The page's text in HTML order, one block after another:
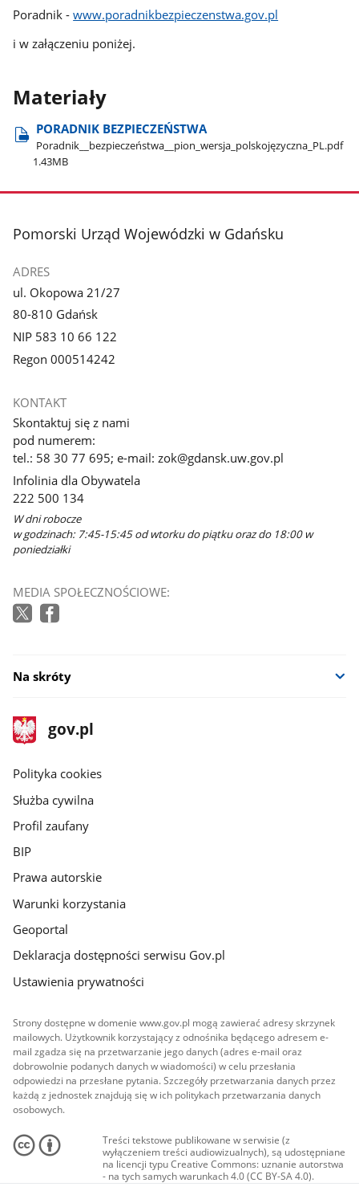
Poradnik -www.poradnikbezpieczenstwa.gov.pl
i w załączeniu poniżej.
Materiały
PORADNIK BEZPIECZEŃSTWA
Poradnik​_​_bezpieczeństwa​_​_pion​_wersja​_polskojęzyczna​_PL.pdf
1.43MB
stopka
Pomorski Urząd Wojewódzki w Gdańsku
ADRES
ul. Okopowa 21/27
80-810 Gdańsk
NIP 583 10 66 122
Regon 000514242
KONTAKT
Skontaktuj się z nami
pod numerem:
tel.: 58 30 77 695; e-mail: zok@gdansk.uw.gov.pl
Infolinia dla Obywatela
222 500 134
W dni robocze
w godzinach: 7:45-15:45 od wtorku do piątku oraz do 18:00 w
poniedziałki
MEDIA SPOŁECZNOŚCIOWE:
Na skróty
stopka
gov.pl
Strona
gov.pl
gov.pl
Polityka cookies
Służba cywilna
Profil zaufany
BIP
Prawa autorskie
Warunki korzystania
Geoportal
Deklaracja dostępności serwisu Gov.pl
Ustawienia prywatności
Strony dostępne w domenie www.gov.pl mogą zawierać adresy skrzynek
mailowych. Użytkownik korzystający z odnośnika będącego adresem e-
mail zgadza się na przetwarzanie jego danych (adres e-mail oraz
dobrowolnie podanych danych w wiadomości) w celu przesłania
odpowiedzi na przesłane pytania. Szczegóły przetwarzania danych przez
każdą z jednostek znajdują się w ich politykach przetwarzania danych
osobowych.
Treści tekstowe publikowane w serwisie (z
wyłączeniem treści audiowizualnych), są udostępniane
na licencji typu Creative Commons: uznanie autorstwa
- na tych samych warunkach 4.0 (CC BY-SA 4.0).
Materiały audiowizualne, w tym zdjęcia, materiały